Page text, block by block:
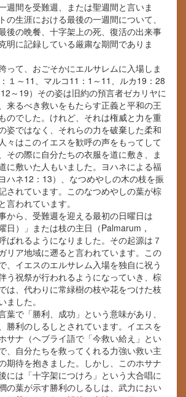
週間を受難週、または聖週間と言いま
の生涯における最後の一週間について、
後の晩餐、十字架上の死、復活の出来事
明に記録している厳粛な期間でありま
って、おごそかにエルサレムに入場しま
１～11、マルコ11：1～11、ルカ19：28
～19）その姿は旧約の預言者ゼカリヤに
来るべき救いをもたらす正義と平和の王
のでした。けれど、それは権威と力を重
姿ではなく、それらの力を破棄した柔和
々はこのイエスを歓呼の声をもってして
その際に自分たちの衣服を道に敷き、ま
に敷いた人もいました。ヨハネによる福
ハネ12：13）、なつめやしの木の枝を振
されています。このなつめやしの葉が棕
言われています。
から、受難週を迎える最初の日曜日は
日）」または枝の主日（Palmarum，
ばれるようになりました。その起源は７
リア地域に遡ると言われています。この
、イエスのエルサレム入場を独自に祝う
う祝祭が行われるようになっていき、棕
は、代わりに常緑樹の枝や花をつけた枝
ました。
で「勝利、成功」という意味があり、
勝利のしるしとされています。イエスを
サナ（ヘブライ語で「今救い給え」とい
、自分たちを救ってくれる力強い救い主
期待を抱きました。しかし、このホサナ
には「十字架につけろ」という大合唱に
の葉が示す勝利のしるしは、武力におい